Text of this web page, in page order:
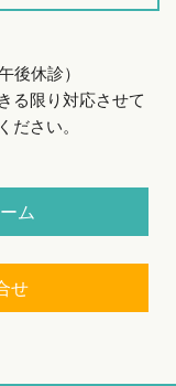
休診）
る限り対応させて
ださい。
ム
せ